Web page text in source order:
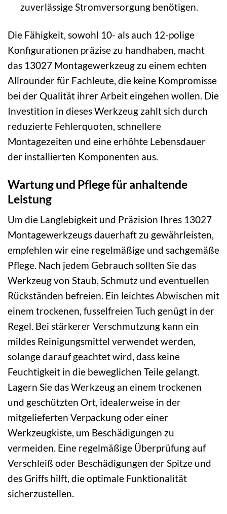
zuverlässige Stromversorgung benötigen.
Die Fähigkeit, sowohl 10- als auch 12-polige
Konfigurationen präzise zu handhaben, macht
das 13027 Montagewerkzeug zu einem echten
Allrounder für Fachleute, die keine Kompromisse
bei der Qualität ihrer Arbeit eingehen wollen. Die
Investition in dieses Werkzeug zahlt sich durch
reduzierte Fehlerquoten, schnellere
Montagezeiten und eine erhöhte Lebensdauer
der installierten Komponenten aus.
Wartung und Pflege für anhaltende
Leistung
Um die Langlebigkeit und Präzision Ihres 13027
Montagewerkzeugs dauerhaft zu gewährleisten,
empfehlen wir eine regelmäßige und sachgemäße
Pflege. Nach jedem Gebrauch sollten Sie das
Werkzeug von Staub, Schmutz und eventuellen
Rückständen befreien. Ein leichtes Abwischen mit
einem trockenen, fusselfreien Tuch genügt in der
Regel. Bei stärkerer Verschmutzung kann ein
mildes Reinigungsmittel verwendet werden,
solange darauf geachtet wird, dass keine
Feuchtigkeit in die beweglichen Teile gelangt.
Lagern Sie das Werkzeug an einem trockenen
und geschützten Ort, idealerweise in der
mitgelieferten Verpackung oder einer
Werkzeugkiste, um Beschädigungen zu
vermeiden. Eine regelmäßige Überprüfung auf
Verschleiß oder Beschädigungen der Spitze und
des Griffs hilft, die optimale Funktionalität
sicherzustellen.